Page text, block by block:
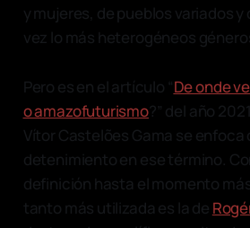
y mujeres, de pueblos variados y
vez lo más heterogéneos
Pero es en el artículo “De onde
o amazofuturismo?” del año
Vítor Castelões Gama se enfoca
detenimiento en ese término.
definición hasta el momento
tanto más utilizada es la de